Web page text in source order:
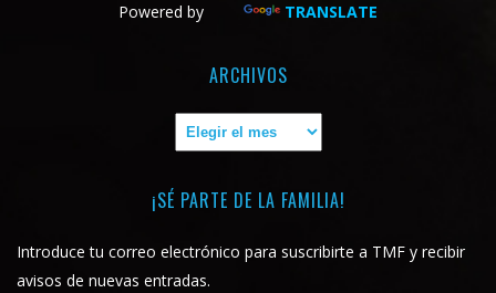
Powered by TRANSLATE
ARCHIVOS
Archivos
¡SÉ PARTE DE LA FAMILIA!
Introduce tu correo electrónico para suscribirte a TMF y recibir
avisos de nuevas entradas.